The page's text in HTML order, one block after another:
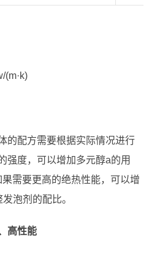
(m·k)
的配方需要根据实际情况进行
强度，可以增加多元醇a的用
需要更高的绝热性能，可以增
泡剂的配比。
高性能